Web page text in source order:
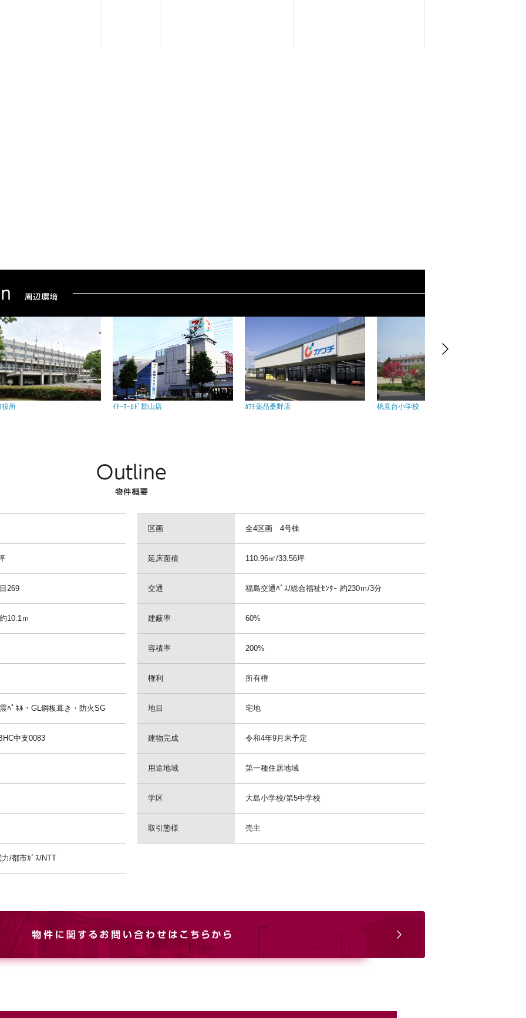
ｲﾄｰﾖｰｶﾄﾞ郡山店 ｶﾜﾁ薬品桑野店 桃見台小学校
269
10.1ｍ
ﾊﾟﾈﾙ・GL鋼板葺き・防火SG
中支0083
/都市ｶﾞｽ/NTT
区画 全4区画 4号棟
延床面積 110.96㎡/33.56坪
交通 福島交通ﾊﾞｽ/総合福祉ｾﾝﾀｰ 約230ｍ/3分
建蔽率 60%
容積率 200%
権利 所有権
地目 宅地
建物完成 令和4年9月末予定
用途地域 第一種住居地域
学区 大島小学校/第5中学校
取引態様 売主